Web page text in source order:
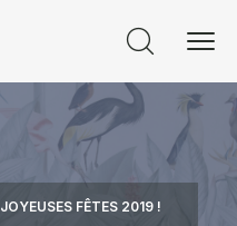
JOYEUSES FÊTES 2019 !